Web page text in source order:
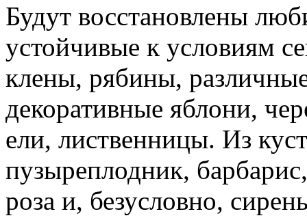
Будут восстановлены
устойчивые к условиям
клены, рябины,
декоративные яблони,
ели, лиственницы. Из
пузыреплодник,
роза и, безусловно,